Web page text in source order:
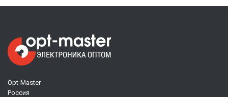
Opt-Master
Россия